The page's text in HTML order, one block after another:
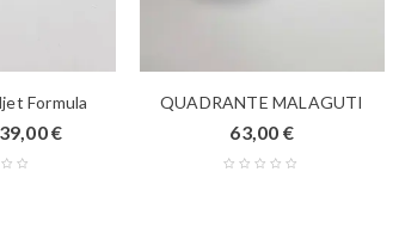
Formula
39,00€
QUADRANTE MALAGUTI
63,00 €